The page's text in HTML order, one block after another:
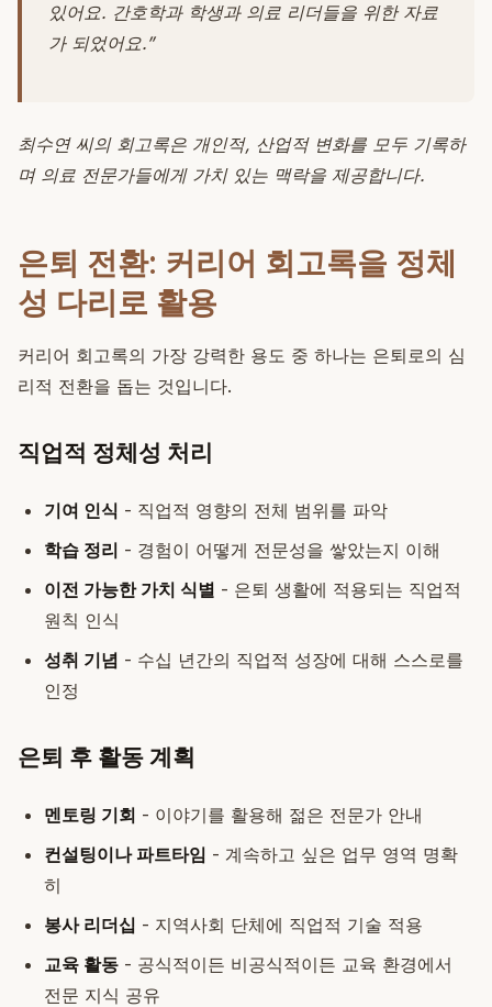
있어요. 간호학과 학생과 의료 리더들을 위한 자료
가 되었어요.”
최수연 씨의 회고록은 개인적, 산업적 변화를 모두 기록하
며 의료 전문가들에게 가치 있는 맥락을 제공합니다.
은퇴 전환: 커리어 회고록을 정체
성 다리로 활용
커리어 회고록의 가장 강력한 용도 중 하나는 은퇴로의 심
리적 전환을 돕는 것입니다.
직업적 정체성 처리
기여 인식 - 직업적 영향의 전체 범위를 파악
학습 정리 - 경험이 어떻게 전문성을 쌓았는지 이해
이전 가능한 가치 식별 - 은퇴 생활에 적용되는 직업적
원칙 인식
성취 기념 - 수십 년간의 직업적 성장에 대해 스스로를
인정
은퇴 후 활동 계획
멘토링 기회 - 이야기를 활용해 젊은 전문가 안내
컨설팅이나 파트타임 - 계속하고 싶은 업무 영역 명확
히
봉사 리더십 - 지역사회 단체에 직업적 기술 적용
교육 활동 - 공식적이든 비공식적이든 교육 환경에서
전문 지식 공유